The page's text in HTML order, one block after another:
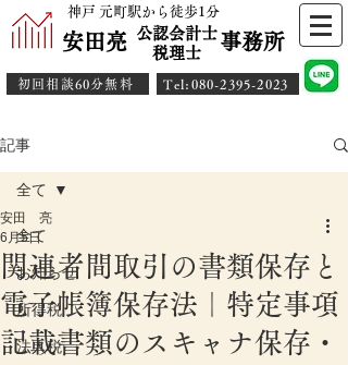
神戸 元町駅から徒歩1分
安田亮 事務所
公認会計士
​税理士
初回相談60分無料 ​Tel:080-2395-2023
記事
全て
お知らせ
所得税
法人税
全て
関連者間取引の書類保存と
電子帳簿保存法｜特定事項
記載書類のスキャナ保存・
安田 亮
6月5日